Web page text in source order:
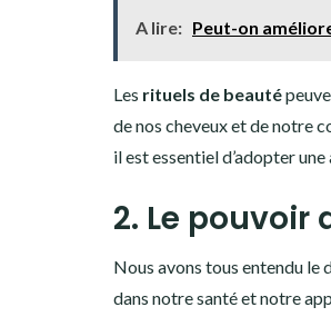
A lire: Peut-on
Les rituels de beauté
de nos cheveux et de notre
il est essentiel d’adopter
2. Le
Nous avons tous entendu le
dans notre santé et notre